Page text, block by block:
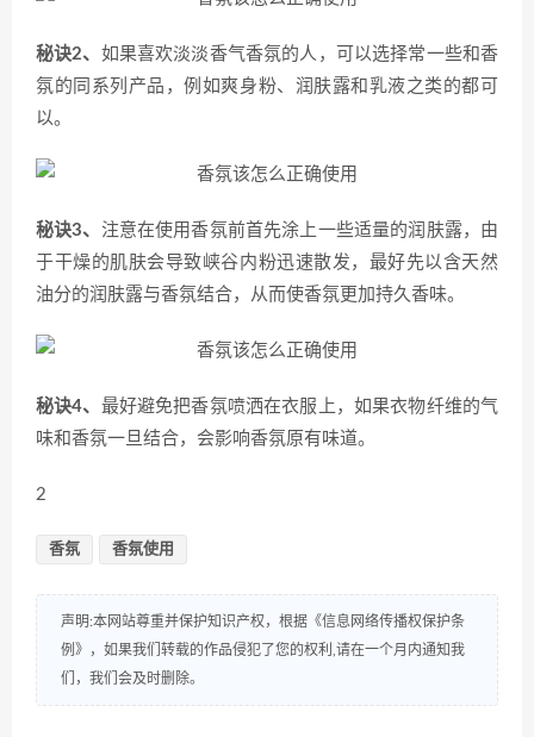
秘诀2、 如果喜欢淡淡香气香氛的人，可以选择常一些和香
氛的同系列产品，例如爽身粉、润肤露和乳液之类的都可
以。
秘诀3、 注意在使用香氛前首先涂上一些适量的润肤露，由
于干燥的肌肤会导致峡谷内粉迅速散发，最好先以含天然
油分的润肤露与香氛结合，从而使香氛更加持久香味。
秘诀4、 最好避免把香氛喷洒在衣服上，如果衣物纤维的气
味和香氛一旦结合，会影响香氛原有味道。
2
香氛 香氛使用
声明:本网站尊重并保护知识产权，根据《信息网络传播权保护条
例》，如果我们转载的作品侵犯了您的权利,请在一个月内通知我
们，我们会及时删除。